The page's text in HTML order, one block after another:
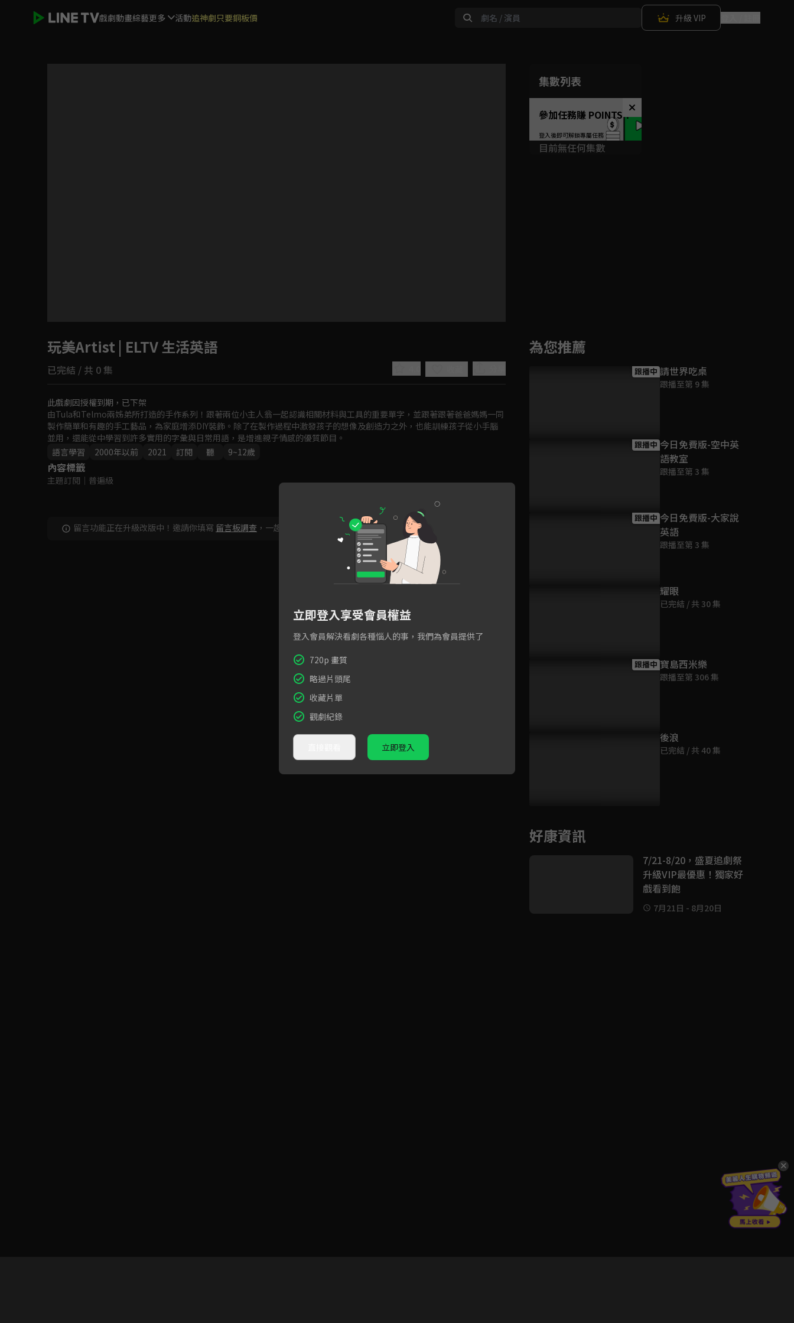
戲劇動畫綜藝更多 活動追神劇只要銅板價 升級 VIP
如有不便請見諒
集數列表
參加任務賺 POINTS！
目前無任何集數
玩美Artist | ELTV 生活英語
已完結 / 共 0 集
此戲劇因授權到期，已下架
由Tula和Telmo兩姊弟所打造的手作系列！跟著兩位小主人翁一起認識相關材料與工具的重要單字，並跟著跟著爸爸媽媽一同
製作簡單和有趣的手工藝品，為家庭增添DIY裝飾。除了在製作過程中激發孩子的想像及創造力之外，也能訓練孩子從小手腦
並用，還能從中學習到許多實用的字彙與日常用語，是增進親子情感的優質節目。
語言學習
2000年以前 2021 訂閱 聽 9~12歲
內容標籤
主題訂閱 ｜ 普遍級
留言功能正在升級改版中！邀請你填寫 留言板調查 ，一起共創新版留言功能！
為您推薦
跟播中 請世界吃桌
跟播至第 9 集
跟播中 今日免費版-空中英
語教室
跟播至第 3 集
跟播中 今日免費版-大家說
英語
跟播至第 3 集
耀眼
已完結 / 共 30 集
跟播中 寶島西米樂
跟播至第 306 集
後浪
已完結 / 共 40 集
好康資訊
7/21-8/20，盛夏追劇祭
升級VIP最優惠！獨家好
戲看到飽
7月21日 - 8月20日
立即登入享受會員權益
登入會員解決看劇各種惱人的事，我們為會員提供了
720p 畫質
略過片頭尾
收藏片單
觀劇紀錄
立即登入